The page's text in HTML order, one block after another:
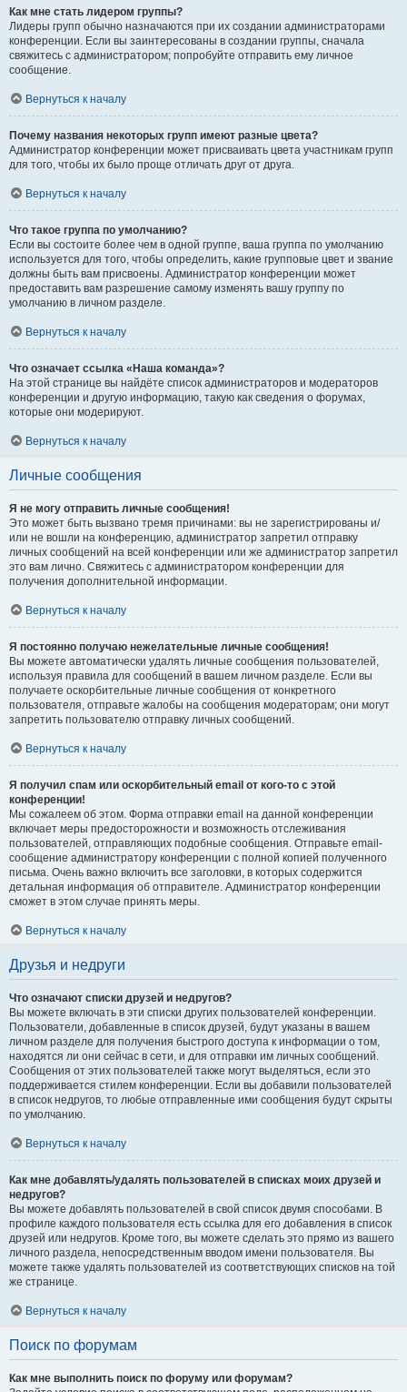
Как мне стать лидером группы?
Лидеры групп обычно назначаются при их создании администраторами
конференции. Если вы заинтересованы в создании группы, сначала
свяжитесь с администратором; попробуйте отправить ему личное
сообщение.
Вернуться к началу
Почему названия некоторых групп имеют разные цвета?
Администратор конференции может присваивать цвета участникам групп
для того, чтобы их было проще отличать друг от друга.
Вернуться к началу
Что такое группа по умолчанию?
Если вы состоите более чем в одной группе, ваша группа по умолчанию
используется для того, чтобы определить, какие групповые цвет и звание
должны быть вам присвоены. Администратор конференции может
предоставить вам разрешение самому изменять вашу группу по
умолчанию в личном разделе.
Вернуться к началу
Что означает ссылка «Наша команда»?
На этой странице вы найдёте список администраторов и модераторов
конференции и другую информацию, такую как сведения о форумах,
которые они модерируют.
Вернуться к началу
Личные сообщения
Я не могу отправить личные сообщения!
Это может быть вызвано тремя причинами: вы не зарегистрированы и/
или не вошли на конференцию, администратор запретил отправку
личных сообщений на всей конференции или же администратор запретил
это вам лично. Свяжитесь с администратором конференции для
получения дополнительной информации.
Вернуться к началу
Я постоянно получаю нежелательные личные сообщения!
Вы можете автоматически удалять личные сообщения пользователей,
используя правила для сообщений в вашем личном разделе. Если вы
получаете оскорбительные личные сообщения от конкретного
пользователя, отправьте жалобы на сообщения модераторам; они могут
запретить пользователю отправку личных сообщений.
Вернуться к началу
Я получил спам или оскорбительный email от кого-то с этой
конференции!
Мы сожалеем об этом. Форма отправки email на данной конференции
включает меры предосторожности и возможность отслеживания
пользователей, отправляющих подобные сообщения. Отправьте email-
сообщение администратору конференции с полной копией полученного
письма. Очень важно включить все заголовки, в которых содержится
детальная информация об отправителе. Администратор конференции
сможет в этом случае принять меры.
Вернуться к началу
Друзья и недруги
Что означают списки друзей и недругов?
Вы можете включать в эти списки других пользователей конференции.
Пользователи, добавленные в список друзей, будут указаны в вашем
личном разделе для получения быстрого доступа к информации о том,
находятся ли они сейчас в сети, и для отправки им личных сообщений.
Сообщения от этих пользователей также могут выделяться, если это
поддерживается стилем конференции. Если вы добавили пользователей
в список недругов, то любые отправленные ими сообщения будут скрыты
по умолчанию.
Вернуться к началу
Как мне добавлять/удалять пользователей в списках моих друзей и
недругов?
Вы можете добавлять пользователей в свой список двумя способами. В
профиле каждого пользователя есть ссылка для его добавления в список
друзей или недругов. Кроме того, вы можете сделать это прямо из вашего
личного раздела, непосредственным вводом имени пользователя. Вы
можете также удалять пользователей из соответствующих списков на той
же странице.
Вернуться к началу
Поиск по форумам
Как мне выполнить поиск по форуму или форумам?